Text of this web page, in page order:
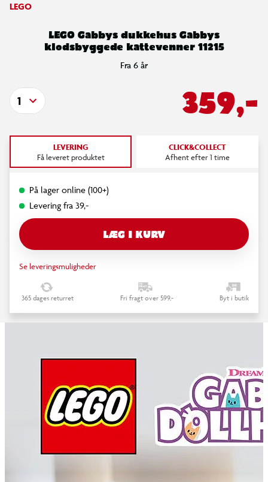
LEGO
LEGO Gabbys dukkehus Gabbys
klodsbyggede kattevenner 11215
Fra 6 år
359,-
1
LEVERING
Få leveret produktet
CLICK&COLLECT
Afhent efter 1 time
På lager online (100+)
Levering fra 39,-
LÆG I KURV
Se leveringsmuligheder
365 dages returret Fri fragt over 599,- Byt i butik